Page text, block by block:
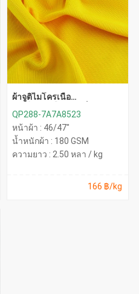
ผ้าจูติไมโครเนื้อ
QP288-7A7A8523
หน้าผ้า : 46/47"
น้ำหนักผ้า : 180 GSM
ความยาว : 2.50 หลา / kg
166 ฿/kg